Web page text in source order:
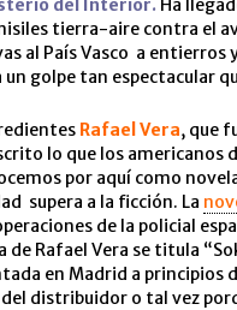
del Interior. Ha
tierra-aire contra el
al País Vasco a entierros
un golpe tan espectacular
Rafael Vera, que
lo que los americanos
por aquí como
supera a la ficción. La
de la policial
de Rafael Vera se titula
en Madrid a principios
distribuidor o tal vez